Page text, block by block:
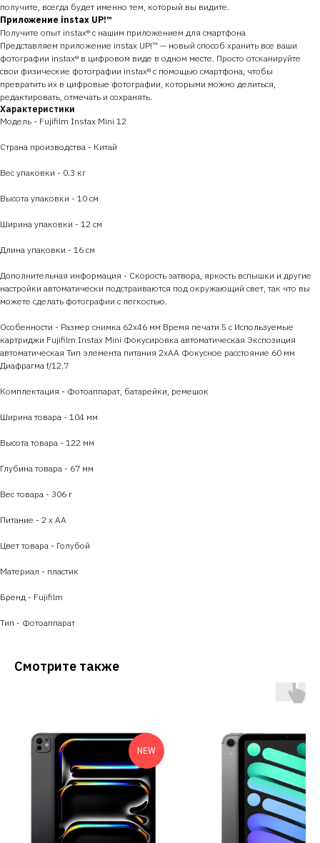
получите, всегда будет именно тем, который вы видите.
Приложение instax UP!™
Получите опыт instax® с нашим приложением для смартфона
Представляем приложение instax UP!™ — новый способ хранить все ваши
фотографии instax® в цифровом виде в одном месте. Просто отсканируйте
свои физические фотографии instax® с помощью смартфона, чтобы
превратить их в цифровые фотографии, которыми можно делиться,
редактировать, отмечать и сохранять.
Характеристики
Модель - Fujifilm Instax Mini 12
Страна производства - Китай
Вес упаковки - 0.3 кг
Высота упаковки - 10 см
Ширина упаковки - 12 см
Длина упаковки - 16 см
Дополнительная информация - Скорость затвора, яркость вспышки и другие
настройки автоматически подстраиваются под окружающий свет, так что вы
можете сделать фотографии с легкостью.
Особенности - Размер снимка 62x46 мм Время печати 5 с Используемые
картриджи Fujifilm Instах Mini Фокусировка автоматическая Экспозиция
автоматическая Тип элемента питания 2xAA Фокусное расстояние 60 мм
Диафрагма f/12.7
Комплектация - Фотоаппарат, батарейки, ремешок
Ширина товара - 104 мм
Высота товара - 122 мм
Глубина товара - 67 мм
Вес товара - 306 г
Питание - 2 х АА
Цвет товара - Голубой
Материал - пластик
Бренд - Fujifilm
Тип - Фотоаппарат
Смотрите также
NEW